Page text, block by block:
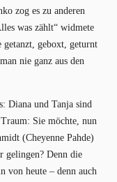
zog es zu anderen
was zählt“ widmete
getanzt, geboxt, geturnt
nie ganz aus den
Diana und Tanja sind
Sie möchte, nun
(Cheyenne Pahde)
gelingen? Denn die
von heute – denn auch